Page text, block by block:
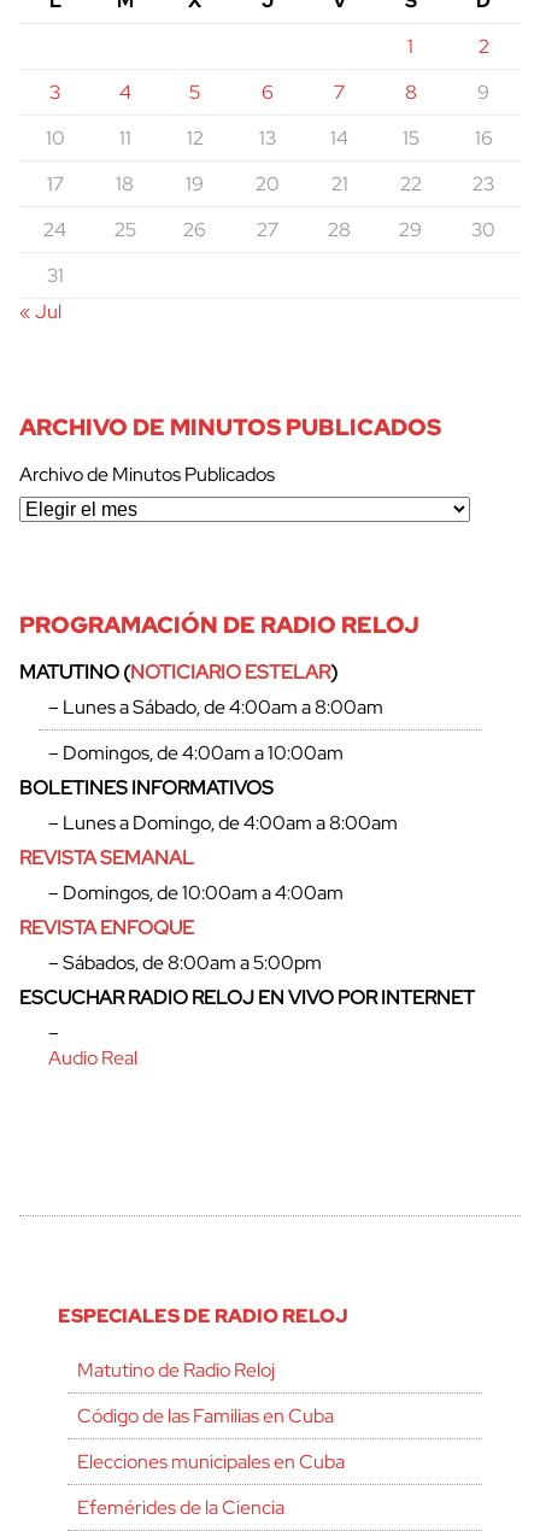
1
2
3
4 5 6 7 8
9
10
11 12 13 14 15
16
17
18 19 20 21 22
23
24
25 26 27 28 29
30
31
« Jul
ARCHIVO DE MINUTOS PUBLICADOS
Archivo de Minutos Publicados
PROGRAMACIÓN DE RADIO RELOJ
MATUTINO (NOTICIARIO ESTELAR)
– Lunes a Sábado, de 4:00am a 8:00am
– Domingos, de 4:00am a 10:00am
BOLETINES INFORMATIVOS
– Lunes a Domingo, de 4:00am a 8:00am
REVISTA SEMANAL
– Domingos, de 10:00am a 4:00am
REVISTA ENFOQUE
– Sábados, de 8:00am a 5:00pm
ESCUCHAR RADIO RELOJ EN VIVO POR INTERNET
–
Audio Real
ESPECIALES DE RADIO RELOJ
Matutino de Radio Reloj
Código de las Familias en Cuba
Elecciones municipales en Cuba
Efemérides de la Ciencia